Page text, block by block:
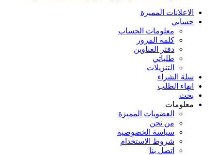
الاعلانات المميزة
حسابي
معلومات الحساب
كلمة المرور
دفتر العناوين
طلباتي
التنزيلات
سلة الشراء
انهاء الطلب
بحث
معلومات
العضويات المميزة
من نحن
سياسة الخصوصية
شروط الاستخدام
اتصل بنا